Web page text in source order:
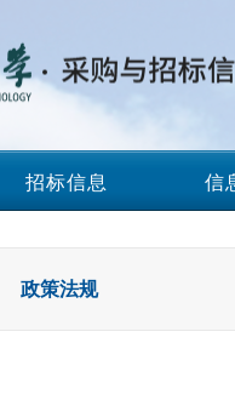
招标信息 信
政策法规